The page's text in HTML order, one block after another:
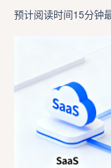
预计阅读时间15分钟